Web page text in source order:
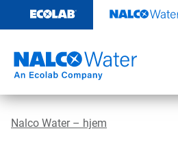
til
Nalco Water – hjem